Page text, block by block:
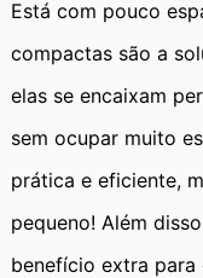
Está com pouco
compactas são a
elas se encaixam
sem ocupar muito
prática e eficiente,
pequeno! Além
benefício extra para